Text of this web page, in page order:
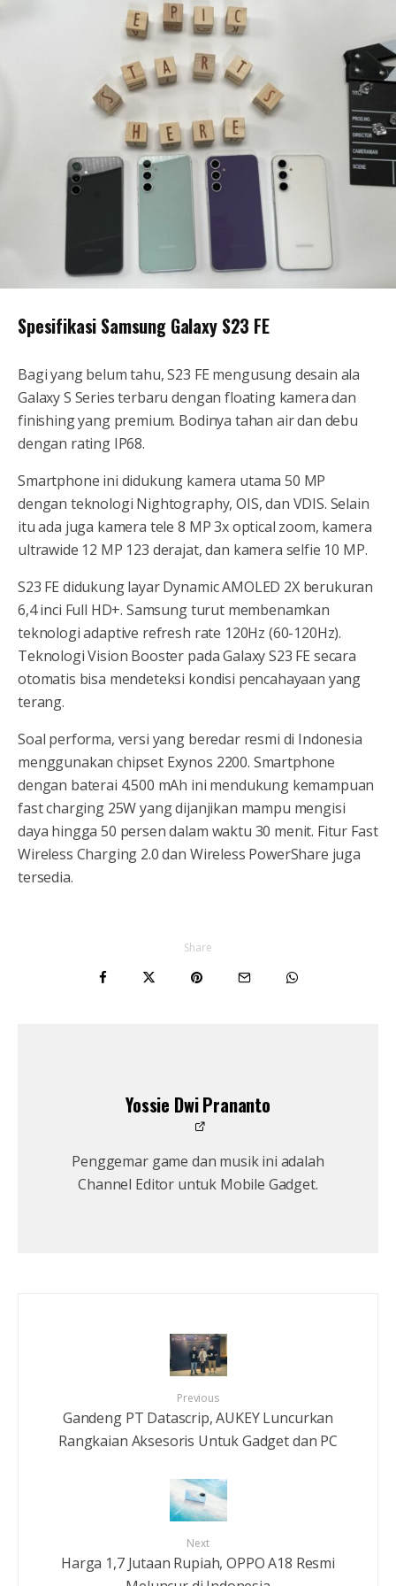
Spesifikasi Samsung Galaxy S23 FE
Bagi yang belum tahu, S23 FE mengusung desain ala
Galaxy S Series terbaru dengan floating kamera dan
finishing yang premium. Bodinya tahan air dan debu
dengan rating IP68.
Smartphone ini didukung kamera utama 50 MP
dengan teknologi Nightography, OIS, dan VDIS. Selain
itu ada juga kamera tele 8 MP 3x optical zoom, kamera
ultrawide 12 MP 123 derajat, dan kamera selfie 10 MP.
S23 FE didukung layar Dynamic AMOLED 2X berukuran
6,4 inci Full HD+. Samsung turut membenamkan
teknologi adaptive refresh rate 120Hz (60-120Hz).
Teknologi Vision Booster pada Galaxy S23 FE secara
otomatis bisa mendeteksi kondisi pencahayaan yang
terang.
Soal performa, versi yang beredar resmi di Indonesia
menggunakan chipset Exynos 2200. Smartphone
dengan baterai 4.500 mAh ini mendukung kemampuan
fast charging 25W yang dijanjikan mampu mengisi
daya hingga 50 persen dalam waktu 30 menit. Fitur Fast
Wireless Charging 2.0 dan Wireless PowerShare juga
tersedia.
Share
Yossie Dwi Prananto
Penggemar game dan musik ini adalah
Channel Editor untuk Mobile Gadget.
Previous
Gandeng PT Datascrip, AUKEY Luncurkan
Rangkaian Aksesoris Untuk Gadget dan PC
Next
Harga 1,7 Jutaan Rupiah, OPPO A18 Resmi